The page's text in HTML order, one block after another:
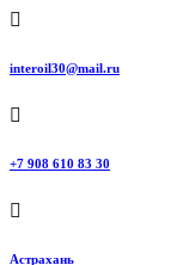
Перейти
содержанию
interoil30@mail.ru
+7 908 610 83 30
Астрахань